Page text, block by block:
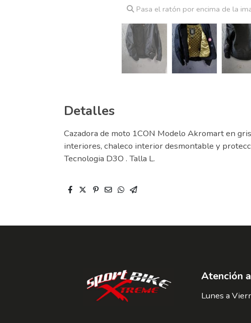
Pasa el ratón por encima de la
Detalles
Cazadora de moto 1CON Modelo Akromart en
interiores, chaleco interior desmontable y
Tecnologia D3O . Talla L.
Atención
Lunes a